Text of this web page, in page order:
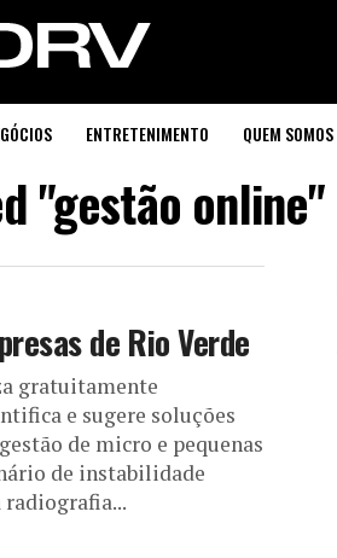
ENTRETENIMENTO QUEM SOMOS
"gestão online"
de Rio Verde
gratuitamente
e sugere soluções
de micro e pequenas
de instabilidade